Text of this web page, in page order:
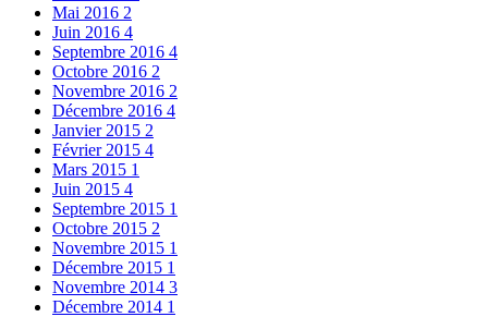
Mai 2016 2
Juin 2016 4
Septembre 2016 4
Octobre 2016 2
Novembre 2016 2
Décembre 2016 4
Janvier 2015 2
Février 2015 4
Mars 2015 1
Juin 2015 4
Septembre 2015 1
Octobre 2015 2
Novembre 2015 1
Décembre 2015 1
Novembre 2014 3
Décembre 2014 1